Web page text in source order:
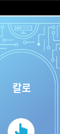
칼로